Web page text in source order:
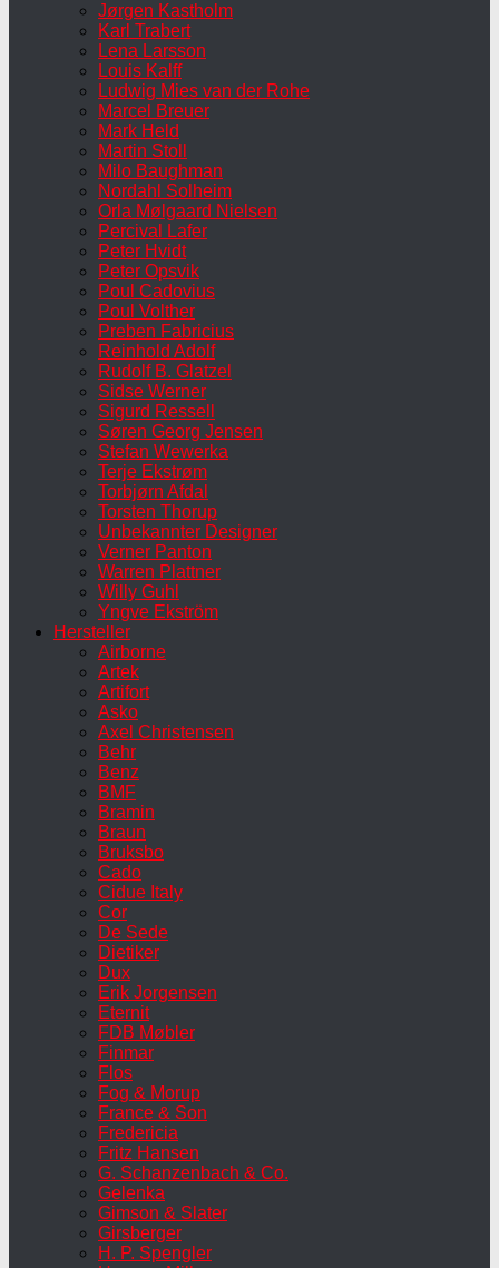
Jørgen Kastholm
Karl Trabert
Lena Larsson
Louis Kalff
Ludwig Mies van der Rohe
Marcel Breuer
Mark Held
Martin Stoll
Milo Baughman
Nordahl Solheim
Orla Mølgaard Nielsen
Percival Lafer
Peter Hvidt
Peter Opsvik
Poul Cadovius
Poul Volther
Preben Fabricius
Reinhold Adolf
Rudolf B. Glatzel
Sidse Werner
Sigurd Ressell
Søren Georg Jensen
Stefan Wewerka
Terje Ekstrøm
Torbjørn Afdal
Torsten Thorup
Unbekannter Designer
Verner Panton
Warren Plattner
Willy Guhl
Yngve Ekström
Hersteller
Airborne
Artek
Artifort
Asko
Axel Christensen
Behr
Benz
BMF
Bramin
Braun
Bruksbo
Cado
Cidue Italy
Cor
De Sede
Dietiker
Dux
Erik Jorgensen
Eternit
FDB Møbler
Finmar
Flos
Fog & Morup
France & Son
Fredericia
Fritz Hansen
G. Schanzenbach & Co.
Gelenka
Gimson & Slater
Girsberger
H. P. Spengler